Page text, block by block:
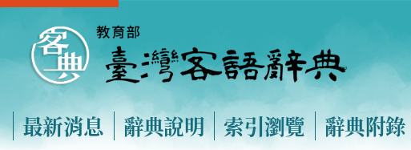
最新消息 辭典說明 索引瀏覽 辭典附錄